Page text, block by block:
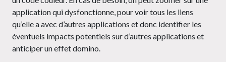
application qui dysfonctionne, pour voir tous les liens
qu’elle a avec d’autres applications et donc identifier les
éventuels impacts potentiels sur d’autres applications et
anticiper un effet domino.